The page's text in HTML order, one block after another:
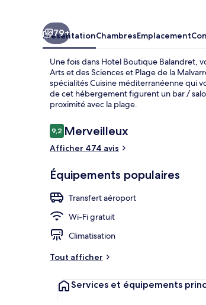
79+
PrésentationChambresEmplacement
Une fois dans Hotel Boutique Balandret,
Arts et des Sciences et Plage de la
spécialités Cuisine méditerranéenne qui
de cet hébergement figurent un bar /
proximité avec la plage.
Avis
voyageurs
9,29,2 sur 10
Merveilleux
Afficher 474 avis
Équipements populaires
Transfert aéroport
Wi-Fi gratuit
Climatisation
Tout afficher
Services et équipements